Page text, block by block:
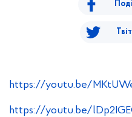
https://youtu.be/
https://youtu.be/